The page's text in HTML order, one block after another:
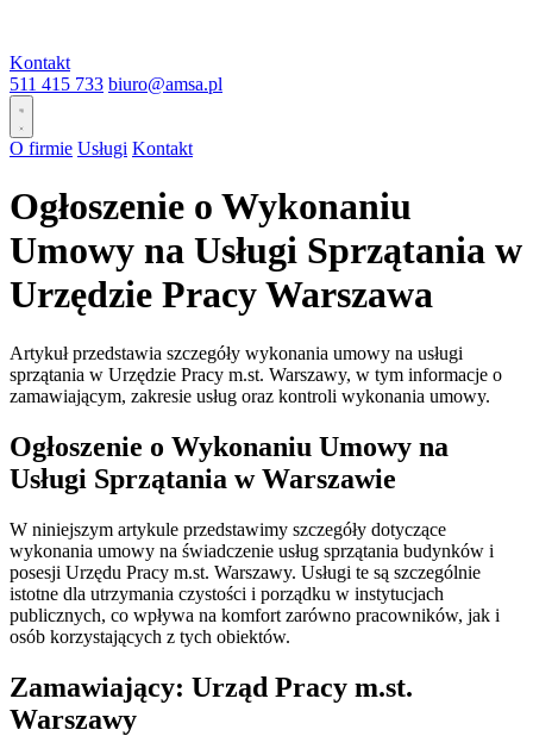
Kontakt
511 415 733 biuro@amsa.pl
O firmie Usługi Kontakt
Ogłoszenie o Wykonaniu
Umowy na Usługi Sprzątania w
Urzędzie Pracy Warszawa
Artykuł przedstawia szczegóły wykonania umowy na usługi
sprzątania w Urzędzie Pracy m.st. Warszawy, w tym informacje o
zamawiającym, zakresie usług oraz kontroli wykonania umowy.
Ogłoszenie o Wykonaniu Umowy na
Usługi Sprzątania w Warszawie
W niniejszym artykule przedstawimy szczegóły dotyczące
wykonania umowy na świadczenie usług sprzątania budynków i
posesji Urzędu Pracy m.st. Warszawy. Usługi te są szczególnie
istotne dla utrzymania czystości i porządku w instytucjach
publicznych, co wpływa na komfort zarówno pracowników, jak i
osób korzystających z tych obiektów.
Zamawiający: Urząd Pracy m.st.
Warszawy